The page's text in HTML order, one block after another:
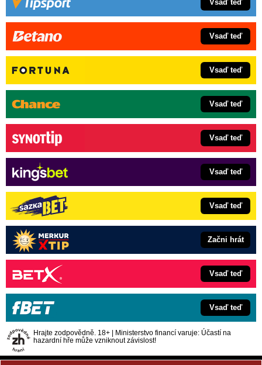
Vsaď teď
Vsaď teď
Vsaď teď
Vsaď teď
Vsaď teď
Vsaď teď
Vsaď teď
Začni hrát
Vsaď teď
Vsaď teď
Hrajte zodpovědně. 18+ | Ministerstvo financí varuje: Účastí na
hazardní hře může vzniknout závislost!